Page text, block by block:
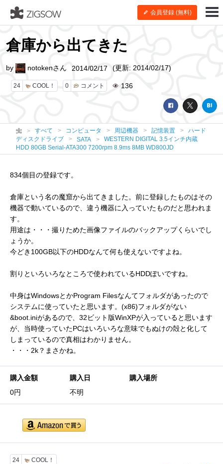
会員登録 (無料)
倉庫から出てきた
24 COOL！ 0 コメント 136
by notokenさん 2014/02/17 (更新: 2014/02/17)
すべて コンピュータ 周辺機器 記憶装置
ハード
ディスクドライブ
SATA
WESTERN DIGITAL 3.5インチ内蔵
HDD 80GB Serial-ATA300 7200rpm 8.9ms 8MB WD800JD
834個目の登録です。
倉庫という名の魔窟から出てきました。前に登録したものはその
機器で動いているので、違う機器に入っていたものだと思われま
す。
用途は・・・撮りためた画像ファイルのバックアップくらいでし
ょうか。
今どき100GB以下のHDDなんて何も使えないですよね。
割りといろいろなところで使われているHDDぽいですね。
中身はWindowsとかProgram Filesなんてフォルダがあったので
システムに使っていたと思います。(x86)フォルダがない
&boot.iniがあるので、32ビット版WinXPが入っていると思います
が、当時使っていたPCはいろいろな意味でもぬけの殻と化して
しまっているので真相はわかりません。
・・・2k？まさかね。
購入金額
0円
購入日
不明
購入場所
24 COOL！